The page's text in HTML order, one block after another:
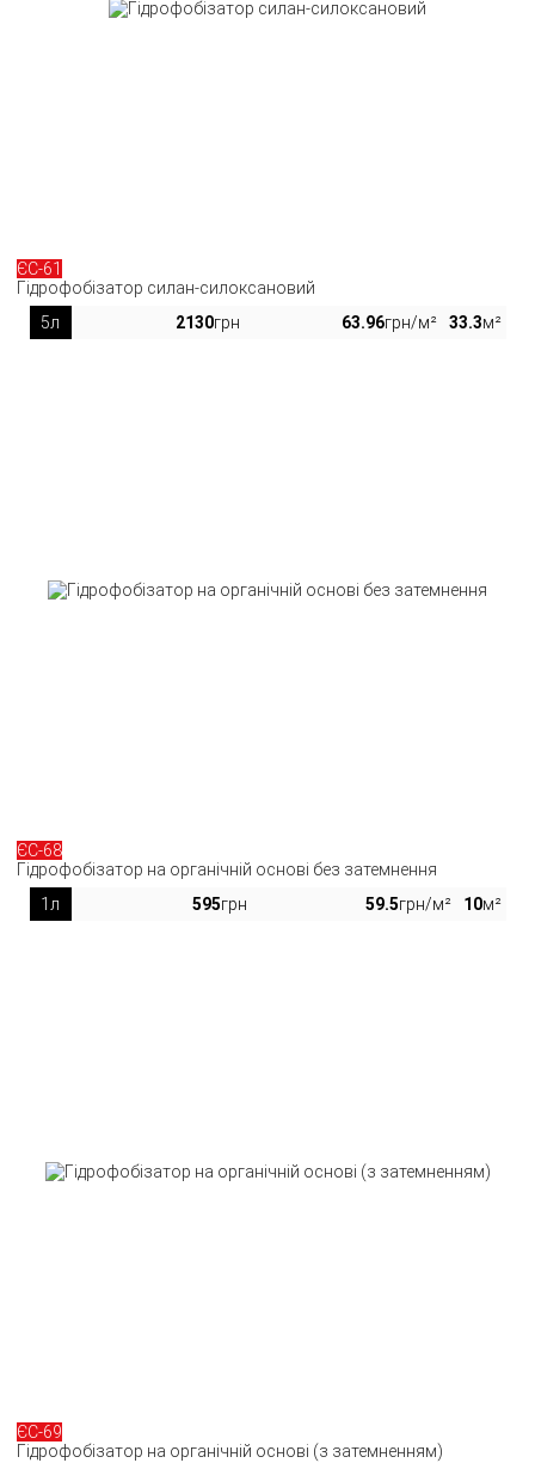
ЄС-61
Гідрофобізатор силан-силоксановий
5л
2130грн 63.96грн/м² 33.3м²
ЄС-68
Гідрофобізатор на органічній основі без затемнення
1л
595грн 59.5грн/м² 10м²
ЄС-69
Гідрофобізатор на органічній основі (з затемненням)